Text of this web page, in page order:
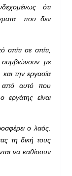
ότι
που δεν
σε σπίτι,
συμβιώνουν με
την εργασία
αυτό που
εργάτης είναι
ο λαός.
τη δική τους
να καθίσουν